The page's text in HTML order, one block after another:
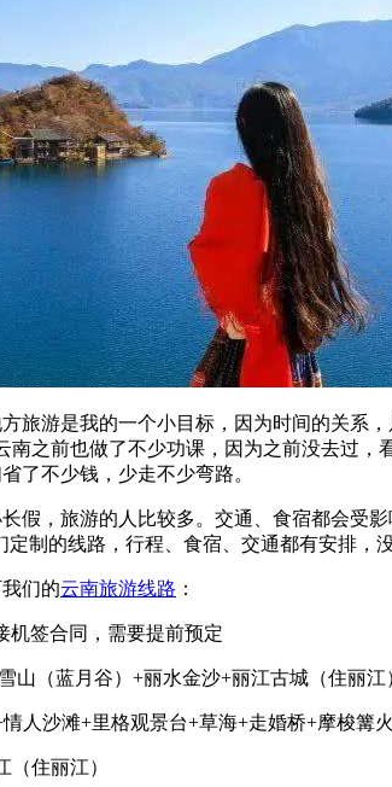
旅游是我的一个小目标，因为时间的关系
南之前也做了不少功课，因为之前没去过
了不少钱，少走不少弯路。
假，旅游的人比较多。交通、食宿都会受
定制的线路，行程、食宿、交通都有安排，
们的云南旅游线路 ：
机签合同，需要提前预定
山（蓝月谷）+丽水金沙+丽江古城（住丽江
人沙滩+里格观景台+草海+走婚桥+摩梭篝
（住丽江）